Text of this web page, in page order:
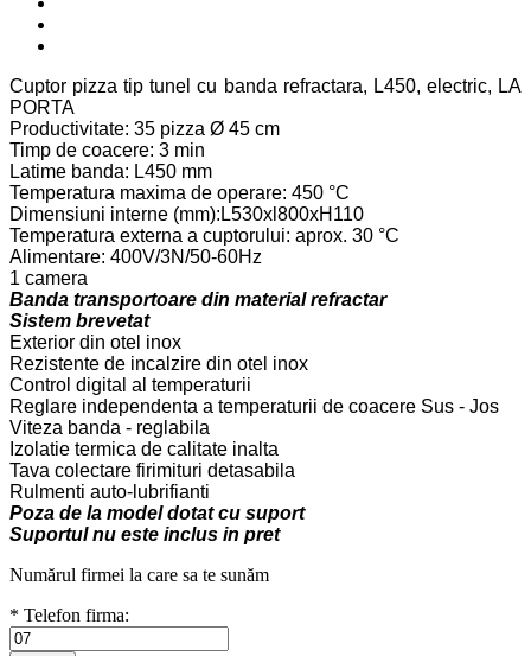
Cuptor pizza tip tunel cu banda refractara, L450, electric, LA
PORTA
Productivitate: 35 pizza Ø 45 cm
Timp de coacere: 3 min
Latime banda: L450 mm
Temperatura maxima de operare: 450 °C
Dimensiuni interne (mm):L530xl800xH110
Temperatura externa a cuptorului: aprox. 30 °C
Alimentare: 400V/3N/50-60Hz
1 camera
Banda transportoare din material refractar
Sistem brevetat
Exterior din otel inox
Rezistente de incalzire din otel inox
Control digital al temperaturii
Reglare independenta a temperaturii de coacere Sus - Jos
Viteza banda - reglabila
Izolatie termica de calitate inalta
Tava colectare firimituri detasabila
Rulmenti auto-lubrifianti
Poza de la model dotat cu suport
Suportul nu este inclus in pret
Numărul firmei la care sa te sunăm
* Telefon firma: